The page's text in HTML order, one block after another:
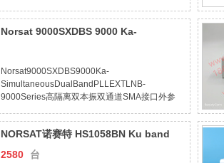
室温及中心频率下)0.9dB典型值，1.0dB最大值
(在室温及中心
Norsat 9000SXDBS 9000 Ka-
LNB - 9000 Series
Norsat9000SXDBS9000Ka-
SimultaneousDualBandPLLEXTLNB-
9000Series高隔离双本振双通道SMA接口外参
参考频率10MHz,-5至+5dBm输入频段118.20-
19.20GHz输入频段219.20-20.20GHz本振频率
117.25GHz本
NORSAT诺赛特 HS1058BN Ku band
LNB高频头 本振11300降频器
2580 台